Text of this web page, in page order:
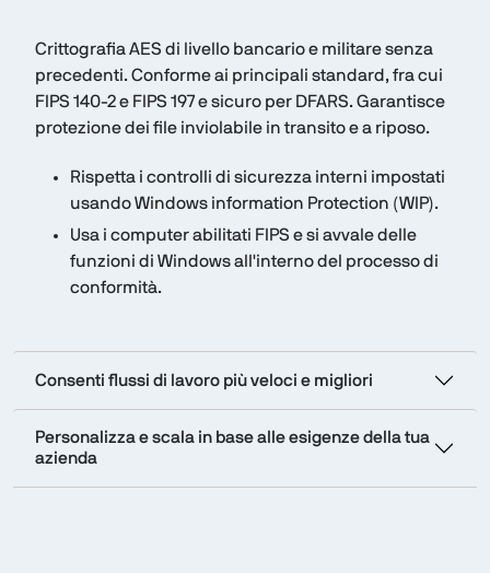
Crittografia AES di livello bancario e militare senza
precedenti. Conforme ai principali standard, fra cui
FIPS 140-2 e FIPS 197 e sicuro per DFARS. Garantisce
protezione dei file inviolabile in transito e a riposo.
Rispetta i controlli di sicurezza interni impostati
usando Windows information Protection (WIP).
Usa i computer abilitati FIPS e si avvale delle
funzioni di Windows all'interno del processo di
conformità.
Consenti flussi di lavoro più veloci e migliori
Personalizza e scala in base alle esigenze della tua
azienda